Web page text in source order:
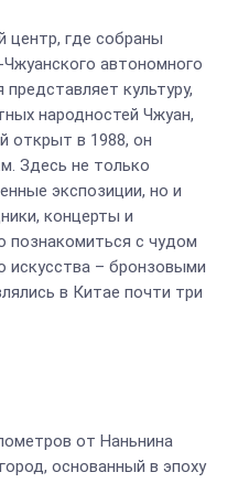
центр, где собраны
автономного
культуру,
народностей Чжуан,
открыт в 1988, он
Здесь не только
экспозиции, но и
концерты и
с чудом
искусства – бронзовыми
в Китае почти три
от Наньнина
основанный в эпоху